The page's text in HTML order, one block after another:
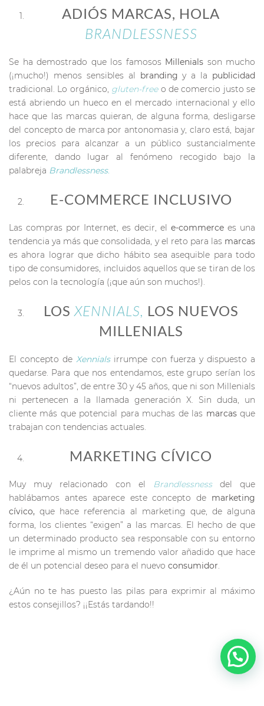
ADIÓS MARCAS, HOLA
BRANDLESSNESS
Se ha demostrado que los famosos Millenials son mucho
(¡mucho!) menos sensibles al branding y a la publicidad
tradicional. Lo orgánico, gluten-free o de comercio justo se
está abriendo un hueco en el mercado internacional y ello
hace que las marcas quieran, de alguna forma, desligarse
del concepto de marca por antonomasia y, claro está, bajar
los precios para alcanzar a un público sustancialmente
diferente, dando lugar al fenómeno recogido bajo la
palabreja Brandlessness.
E-COMMERCE INCLUSIVO
Las compras por Internet, es decir, el e-commerce es una
tendencia ya más que consolidada, y el reto para las marcas
es ahora lograr que dicho hábito sea asequible para todo
tipo de consumidores, incluidos aquellos que se tiran de los
pelos con la tecnología (¡que aún son muchos!).
LOS XENNIALS, LOS NUEVOS
MILLENIALS
El concepto de Xennials irrumpe con fuerza y dispuesto a
quedarse. Para que nos entendamos, este grupo serían los
“nuevos adultos”, de entre 30 y 45 años, que ni son Millenials
ni pertenecen a la llamada generación X. Sin duda, un
cliente más que potencial para muchas de las marcasque
trabajan con tendencias actuales.
MARKETING CÍVICO
Muy muy relacionado con el Brandlessnessdel que
hablábamos antes aparece este concepto de marketing
cívico,que hace referencia al marketing que, de alguna
forma, los clientes “exigen” a las marcas. El hecho de que
un determinado producto sea responsable con su entorno
le imprime al mismo un tremendo valor añadido que hace
de él un potencial deseo para el nuevo consumidor
¿Aún no te has puesto las pilas para exprimir al máximo
estos consejillos? ¡¡Estás tardando!!